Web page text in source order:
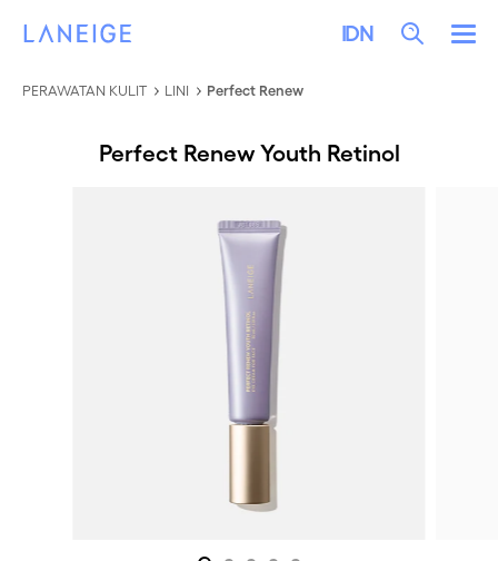
LANEIGE IDN
Search
PERAWATAN KULIT LINI Perfect Renew
Perfect Renew Youth Retinol